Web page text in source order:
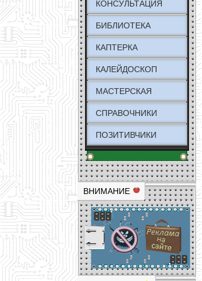
КОНСУЛЬТАЦИЯ
БИБЛИОТЕКА
КАПТЕРКА
КАЛЕЙДОСКОП
МАСТЕРСКАЯ
СПРАВОЧНИКИ
ПОЗИТИВЧИКИ
ВНИМАНИЕ